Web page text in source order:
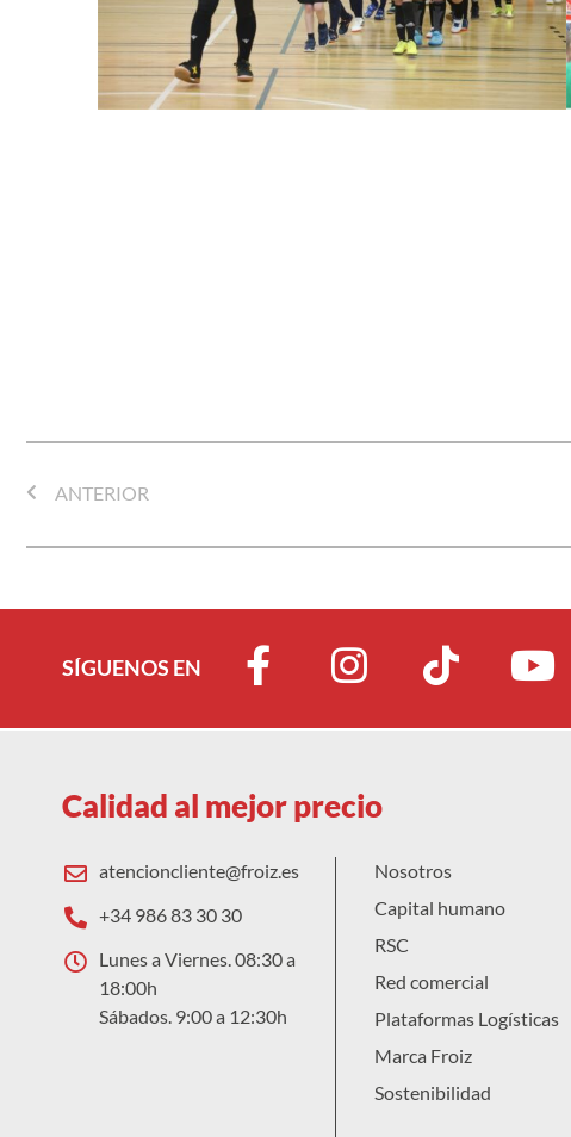
ANTERIOR
SÍGUENOS EN
Calidad al mejor precio
atencioncliente@froiz.es
+34 986 83 30 30
Lunes a Viernes. 08:30 a
18:00h
Sábados. 9:00 a 12:30h
Nosotros
Capital humano
RSC
Red comercial
Plataformas Logísticas
Marca Froiz
Sostenibilidad